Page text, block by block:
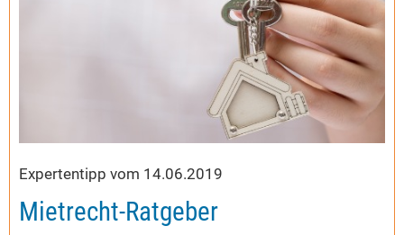
Expertentipp vom 14.06.2019
Mietrecht-Ratgeber